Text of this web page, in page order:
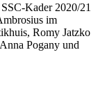
Kader 2020/21
im
Romy Jatzko
Pogany und